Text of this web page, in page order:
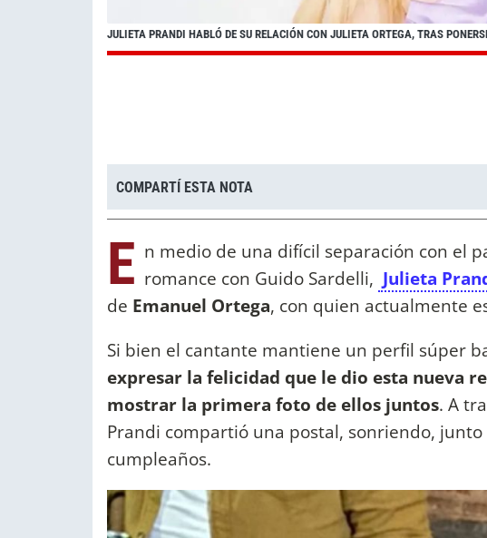
JULIETA PRANDI HABLÓ DE SU RELACIÓN CON JULIETA ORTEGA, TRAS
COMPARTÍ ESTA NOTA
E n medio de una difícil separación con el
romance con Guido Sardelli, Julieta
de Emanuel Ortega, con quien actualmente
Si bien el cantante mantiene un perfil súper
expresar la felicidad que le dio esta nueva
mostrar la primera foto de ellos juntos. A
Prandi compartió una postal, sonriendo, junto
cumpleaños.